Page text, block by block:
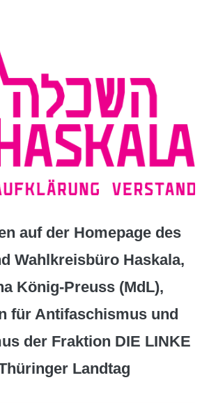
auf der Homepage des
Wahlkreisbüro Haskala,
König-Preuss (MdL),
für Antifaschismus und
der Fraktion DIE LINKE
Landtag